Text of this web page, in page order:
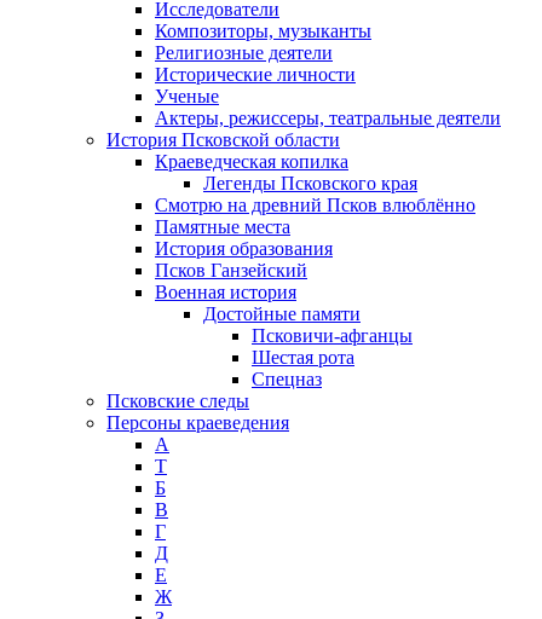
Исследователи
Композиторы, музыканты
Религиозные деятели
Исторические личности
Ученые
Актеры, режиссеры, театральные деятели
История Псковской области
Краеведческая копилка
Легенды Псковского края
Смотрю на древний Псков влюблённо
Памятные места
История образования
Псков Ганзейский
Военная история
Достойные памяти
Псковичи-афганцы
Шестая рота
Спецназ
Псковские следы
Персоны краеведения
А
T
Б
В
Г
Д
Е
Ж